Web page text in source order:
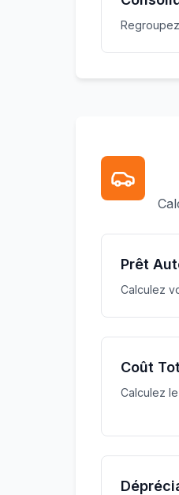
Prêt
Calculez
Coût
Calculez